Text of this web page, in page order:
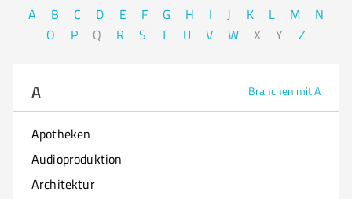
A B C D E F G H I J K L M
N
O
P Q R S T U V W X Y Z
A Branchen mit A
Apotheken
Audioproduktion
Architektur